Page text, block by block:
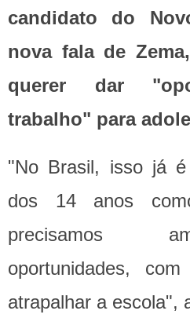
candidato do
nova fala de
querer dar
trabalho" para
"No Brasil, isso já
dos 14 anos
precisamos
oportunidades,
atrapalhar a escola",